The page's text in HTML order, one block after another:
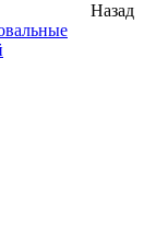
Назад